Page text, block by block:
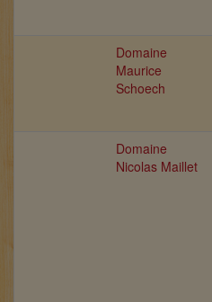
Domaine
Maurice
Schoech
Domaine
Nicolas Maillet